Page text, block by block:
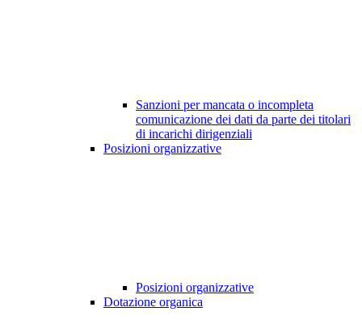
Sanzioni per mancata o incompleta
comunicazione dei dati da parte dei titolari
di incarichi dirigenziali
Posizioni organizzative
Posizioni organizzative
Dotazione organica